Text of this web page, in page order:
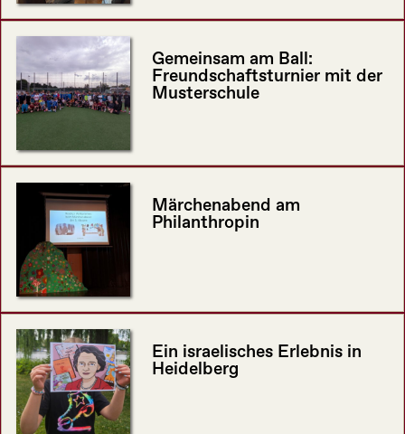
Gemeinsam am Ball:
Freundschaftsturnier mit der
Musterschule
Märchenabend am
Philanthropin
Ein israelisches Erlebnis in
Heidelberg